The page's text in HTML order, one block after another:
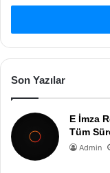
Son Yazılar
E İmza
Tüm
Admin